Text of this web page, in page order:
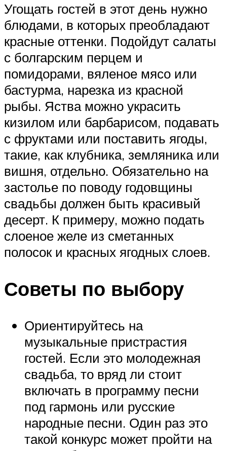
Угощать гостей в этот день нужно
блюдами, в которых преобладают
красные оттенки. Подойдут салаты
с болгарским перцем и
помидорами, вяленое мясо или
бастурма, нарезка из красной
рыбы. Яства можно украсить
кизилом или барбарисом, подавать
с фруктами или поставить ягоды,
такие, как клубника, земляника или
вишня, отдельно. Обязательно на
застолье по поводу годовщины
свадьбы должен быть красивый
десерт. К примеру, можно подать
слоеное желе из сметанных
полосок и красных ягодных слоев.
Советы по выбору
Ориентируйтесь на
музыкальные пристрастия
гостей. Если это молодежная
свадьба, то вряд ли стоит
включать в программу песни
под гармонь или русские
народные песни. Один раз это
такой конкурс может пройти на